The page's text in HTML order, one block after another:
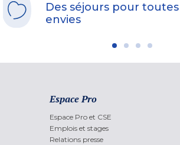
Des séjours pour toutes
envies
Espace Pro
Espace Pro et CSE
Emplois et stages
Relations presse